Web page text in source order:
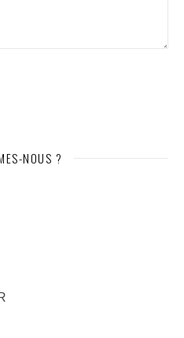
NOUS ?